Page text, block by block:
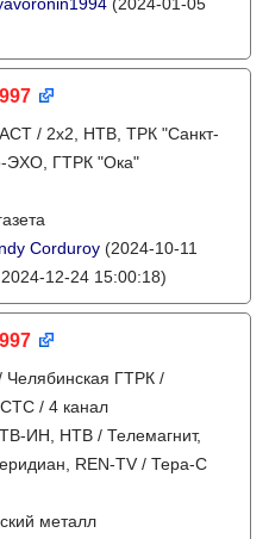
/ 2х2, НТВ, ТРК "Санкт-
ЭХО, ГТРК "Ока"
Corduroy (2024-10-11
12-24 15:00:18)
ГТРК /
/ 4 канал
ИН, НТВ / Телемагнит,
REN-TV / Тера-С
металл